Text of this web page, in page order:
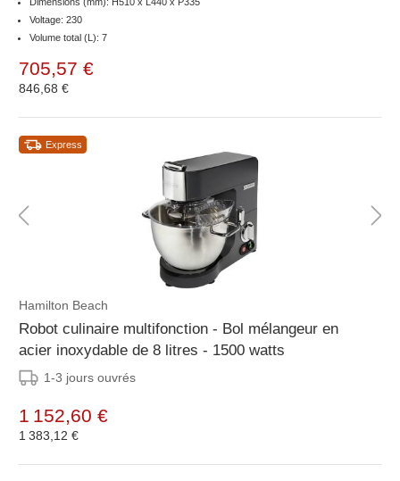
Voltage: 230
Volume total (L): 7
705,57 €
846,68 €
Express
Hamilton Beach
Robot culinaire multifonction - Bol mélangeur en
acier inoxydable de 8 litres - 1500 watts
1-3 jours ouvrés
1 152,60 €
1 383,12 €